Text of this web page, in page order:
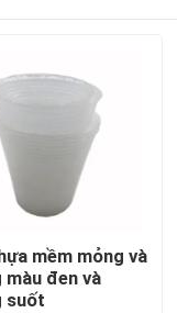
mềm mỏng và
màu đen và
suốt